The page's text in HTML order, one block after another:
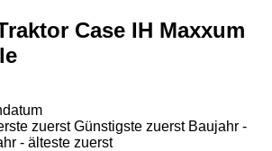
Case IH Maxxum
zuerst Günstigste zuerst Baujahr -
- älteste zuerst